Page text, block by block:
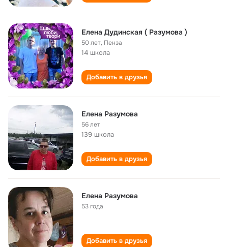
Елена Дудинская ( Разумова )
50 лет, Пенза
14 школа
Добавить в друзья
Елена Разумова
56 лет
139 школа
Добавить в друзья
Елена Разумова
53 года
Добавить в друзья